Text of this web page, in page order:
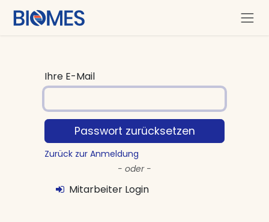
Zum Inhalt springen
Ihre E-Mail
Passwort zurücksetzen
Zurück zur Anmeldung
- oder -
Mitarbeiter Login